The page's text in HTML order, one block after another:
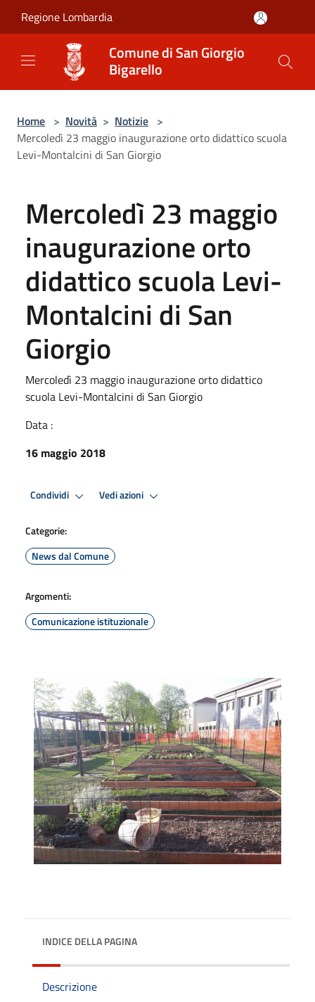
Regione Lombardia
Comune di San Giorgio
Bigarello
Home > Novità > Notizie >
Mercoledì 23 maggio inaugurazione orto didattico scuola
Levi-Montalcini di San Giorgio
Mercoledì 23 maggio
inaugurazione orto
didattico scuola Levi-
Montalcini di San
Giorgio
Mercoledì 23 maggio inaugurazione orto didattico
scuola Levi-Montalcini di San Giorgio
Data :
16 maggio 2018
Condividi Vedi azioni
Categorie:
News dal Comune
Argomenti:
Comunicazione istituzionale
INDICE DELLA PAGINA
Descrizione